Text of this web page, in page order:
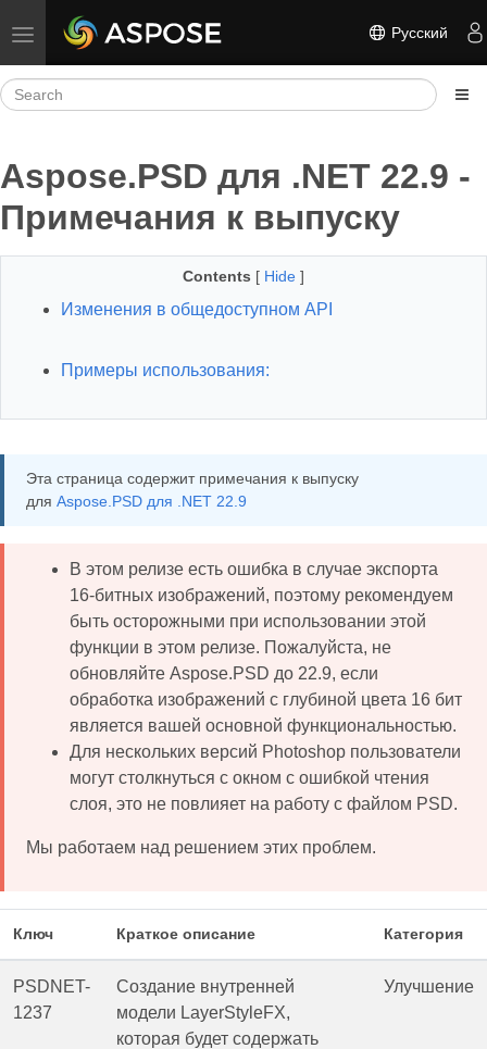
Toggle navigation Русский
Aspose.PSD для .NET 22.9 -
Примечания к выпуску
Contents [ Hide ]
Изменения в общедоступном API
Примеры использования:
Эта страница содержит примечания к выпуску
для Aspose.PSD для .NET 22.9
В этом релизе есть ошибка в случае экспорта
16-битных изображений, поэтому рекомендуем
быть осторожными при использовании этой
функции в этом релизе. Пожалуйста, не
обновляйте Aspose.PSD до 22.9, если
обработка изображений с глубиной цвета 16 бит
является вашей основной функциональностью.
Для нескольких версий Photoshop пользователи
могут столкнуться с окном с ошибкой чтения
слоя, это не повлияет на работу с файлом PSD.
Мы работаем над решением этих проблем.
Ключ Краткое описание Категория
PSDNET-
1237
Создание внутренней
модели LayerStyleFX,
которая будет содержать
Улучшение